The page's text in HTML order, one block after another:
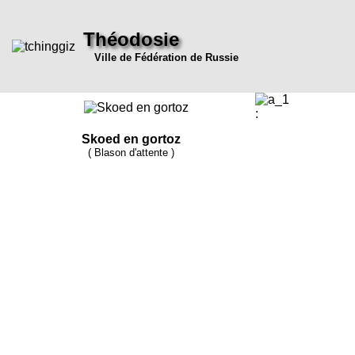
Théodosie
Ville de Fédération de Russie
Skoed en gortoz
( Blason d'attente )
: